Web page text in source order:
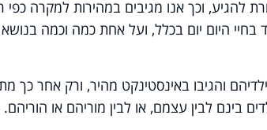
וכך אנו מגיבים במהירות למקרה כפי
בחיי היום יום בכלל, ועל אחת כמה וכמה בנושא
והגיבו באינסטינקט מהיר, ורק אחר כך
בינם לבין עצמם, או לבין מוריהם או הוריהם.